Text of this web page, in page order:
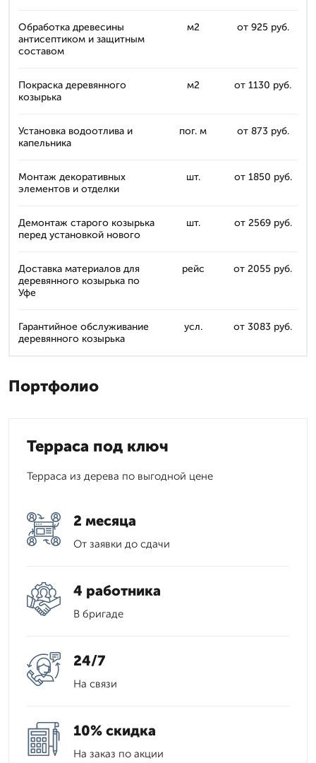
Обработка древесины
антисептиком и защитным
составом
м2 от 925 руб.
Покраска деревянного
козырька
м2 от 1130 руб.
Установка водоотлива и
капельника
пог. м от 873 руб.
Монтаж декоративных
элементов и отделки
шт. от 1850 руб.
Демонтаж старого козырька
перед установкой нового
шт. от 2569 руб.
Доставка материалов для
деревянного козырька по
Уфе
рейс от 2055 руб.
Гарантийное обслуживание
деревянного козырька
усл. от 3083 руб.
Портфолио
Терраса под ключ
Терраса из дерева по выгодной цене
2 месяца
От заявки до сдачи
4 работника
В бригаде
24/7
На связи
10% скидка
На заказ по акции